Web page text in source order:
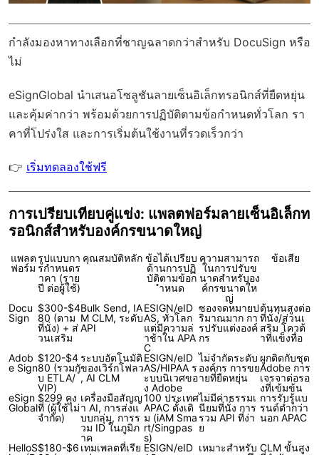
กำลังมองหาทางเลือกที่ชาญฉลาดกว่าสำหรับ DocuSign หรือ
ไม่
eSignGlobal นำเสนอโซลูชันลายเซ็นอิเล็กทรอนิกส์ที่ยืดหยุ่น
และคุ้มค่ากว่า พร้อมด้วยการปฏิบัติตามข้อกำหนดทั่วโลก รา
คาที่โปร่งใส และการเริ่มต้นใช้งานที่รวดเร็วกว่า
👉 เริ่มทดลองใช้ฟรี
การเปรียบเทียบคู่แข่ง: แพลตฟอร์มลายเซ็นอิเล็กท
รอนิกส์สำหรับองค์กรขนาดใหญ่
แพลต
ฟอร์ม
รูปแบบกา
รกำหนดร
าคา (ราย
ปี ต่อผู้ใช้)
คุณสมบัติหลัก ข้อได้เปรียบ
ด้านการปฏิ
บัติตามข้อก
ำหนด
ความสามารถ
ในการปรับข
นาดสำหรับอง
ค์กรขนาดให
ญ่
ข้อเสีย
Docu
Sign
$300-$4
80 (ตาม
ที่นั่ง) + ส่
วนเสริม
Bulk Send, IA
M CLM, ระดับ
API
ESIGN/eID
AS, ทั่วโลก
แต่มีความล่
าช้าใน APA
C
ซองจดหมายป
ริมาณมาก กา
รปรับแต่งองค์
กร
ต้นทุนสูงต่อ
ที่นั่ง/ส่วนเ
สริม โควต้
าที่แข็งทื่อ
Adob
e Sign
$120-$4
80 (รวมกั
บ ETLA/
VIP)
ระบบอัตโนมัติ
ของเวิร์กโฟลว
์, AI CLM
ESIGN/eID
AS/HIPAA ร
ะบบนิเวศขอ
ง Adobe
ไม่จำกัดระดับ
องค์กร การขย
ายที่ยืดหยุ่น
ผูกติดกับชุด
Adobe การ
เจรจาต่อรอ
งที่เข้มข้น
eSign
Global
$299 คง
ที่ (ผู้ใช้ไม่
จำกัด)
เครื่องมือสัญญ
า AI, การส่งแ
บบกลุ่ม, การร
วม ID ในภูมิภ
าค
100 ประเทศ
APAC ดั้งเดิ
ม (iAM Sma
rt/Singpas
s)
ไม่มีค่าธรรมเ
นียมที่นั่ง การ
รวม API ที่ง่า
ย
การรับรู้แบ
รนด์ต่ำกว่า
นอก APAC
HelloS$180-$6 เทมเพลตที่เรีย ESIGN/eID เหมาะสำหรับ CLM ขั้นสูง